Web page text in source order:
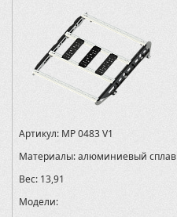
Артикул: MP 0483 V1
Материалы:алюминиевый сплав
Вес: 13,91
Модели: